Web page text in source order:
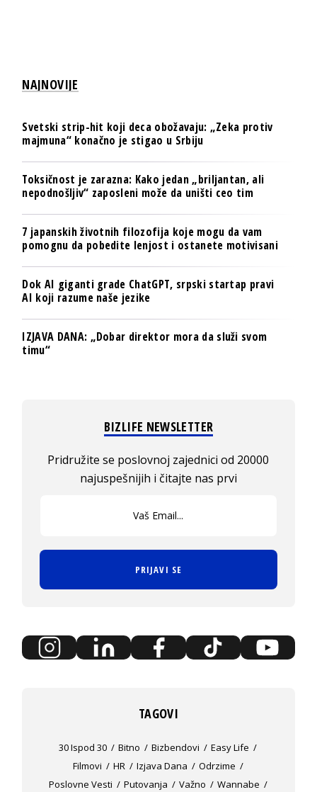
NAJNOVIJE
Svetski strip-hit koji deca obožavaju: „Zeka protiv
majmuna“ konačno je stigao u Srbiju
Toksičnost je zarazna: Kako jedan „briljantan, ali
nepodnošljiv“ zaposleni može da uništi ceo tim
7 japanskih životnih filozofija koje mogu da vam
pomognu da pobedite lenjost i ostanete motivisani
Dok AI giganti grade ChatGPT, srpski startap pravi
AI koji razume naše jezike
IZJAVA DANA: „Dobar direktor mora da služi svom
timu“
BIZLIFE NEWSLETTER
Pridružite se poslovnoj zajednici od 20000
najuspešnijih i čitajte nas prvi
PRIJAVI SE
TAGOVI
30 Ispod 30 Bitno Bizbendovi
Easy Life
Filmovi
HR Izjava Dana
Odrzime
Poslovne Vesti
Putovanja Važno
Wannabe